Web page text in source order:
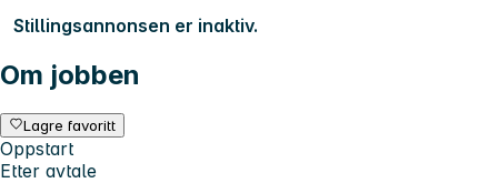
Stillingsannonsen er inaktiv.
Om jobben
Lagre favoritt
Oppstart
Etter avtale